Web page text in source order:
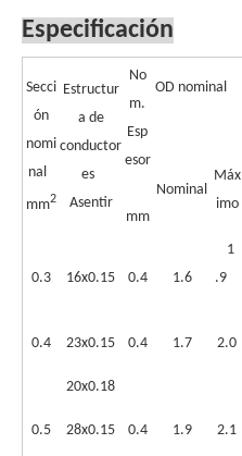
Especificación
Secci
ón
nomi
nal
mm2
Estructur
a de
conductor
es
Asentir
No
m.
Esp
esor
mm
OD nominal
Nominal
Máx
imo
0.3 16x0.15 0.4 1.6
1
.9
0.4 23x0.15 0.4 1.7 2.0
0.5
20x0.18
0.4 1.9 2.1
28x0.15